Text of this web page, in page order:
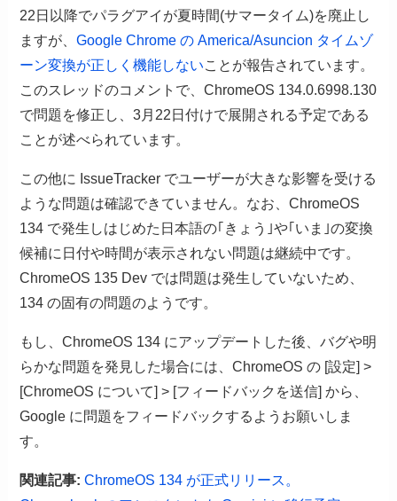
22日以降でパラグアイが夏時間(サマータイム)を廃止し
ますが、Google Chrome の America/Asuncion タイムゾ
ーン変換が正しく機能しないことが報告されています。
このスレッドのコメントで、ChromeOS 134.0.6998.130
で問題を修正し、3月22日付けで展開される予定である
ことが述べられています。
この他に IssueTracker でユーザーが大きな影響を受ける
ような問題は確認できていません。なお、ChromeOS
134 で発生しはじめた日本語の｢きょう｣や｢いま｣の変換
候補に日付や時間が表示されない問題は継続中です。
ChromeOS 135 Dev では問題は発生していないため、
134 の固有の問題のようです。
もし、ChromeOS 134 にアップデートした後、バグや明
らかな問題を発見した場合には、ChromeOS の [設定] >
[ChromeOS について] > [フィードバックを送信] から、
Google に問題をフィードバックするようお願いしま
す。
関連記事: ChromeOS 134 が正式リリース。